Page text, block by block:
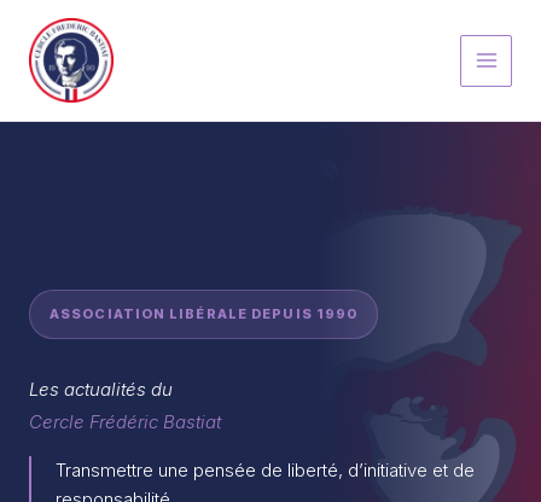
contenu
ASSOCIATION LIBÉRALE DEPUIS 1990
Les actualités du
Cercle Frédéric Bastiat
Transmettre une pensée de liberté, d’initiative et de